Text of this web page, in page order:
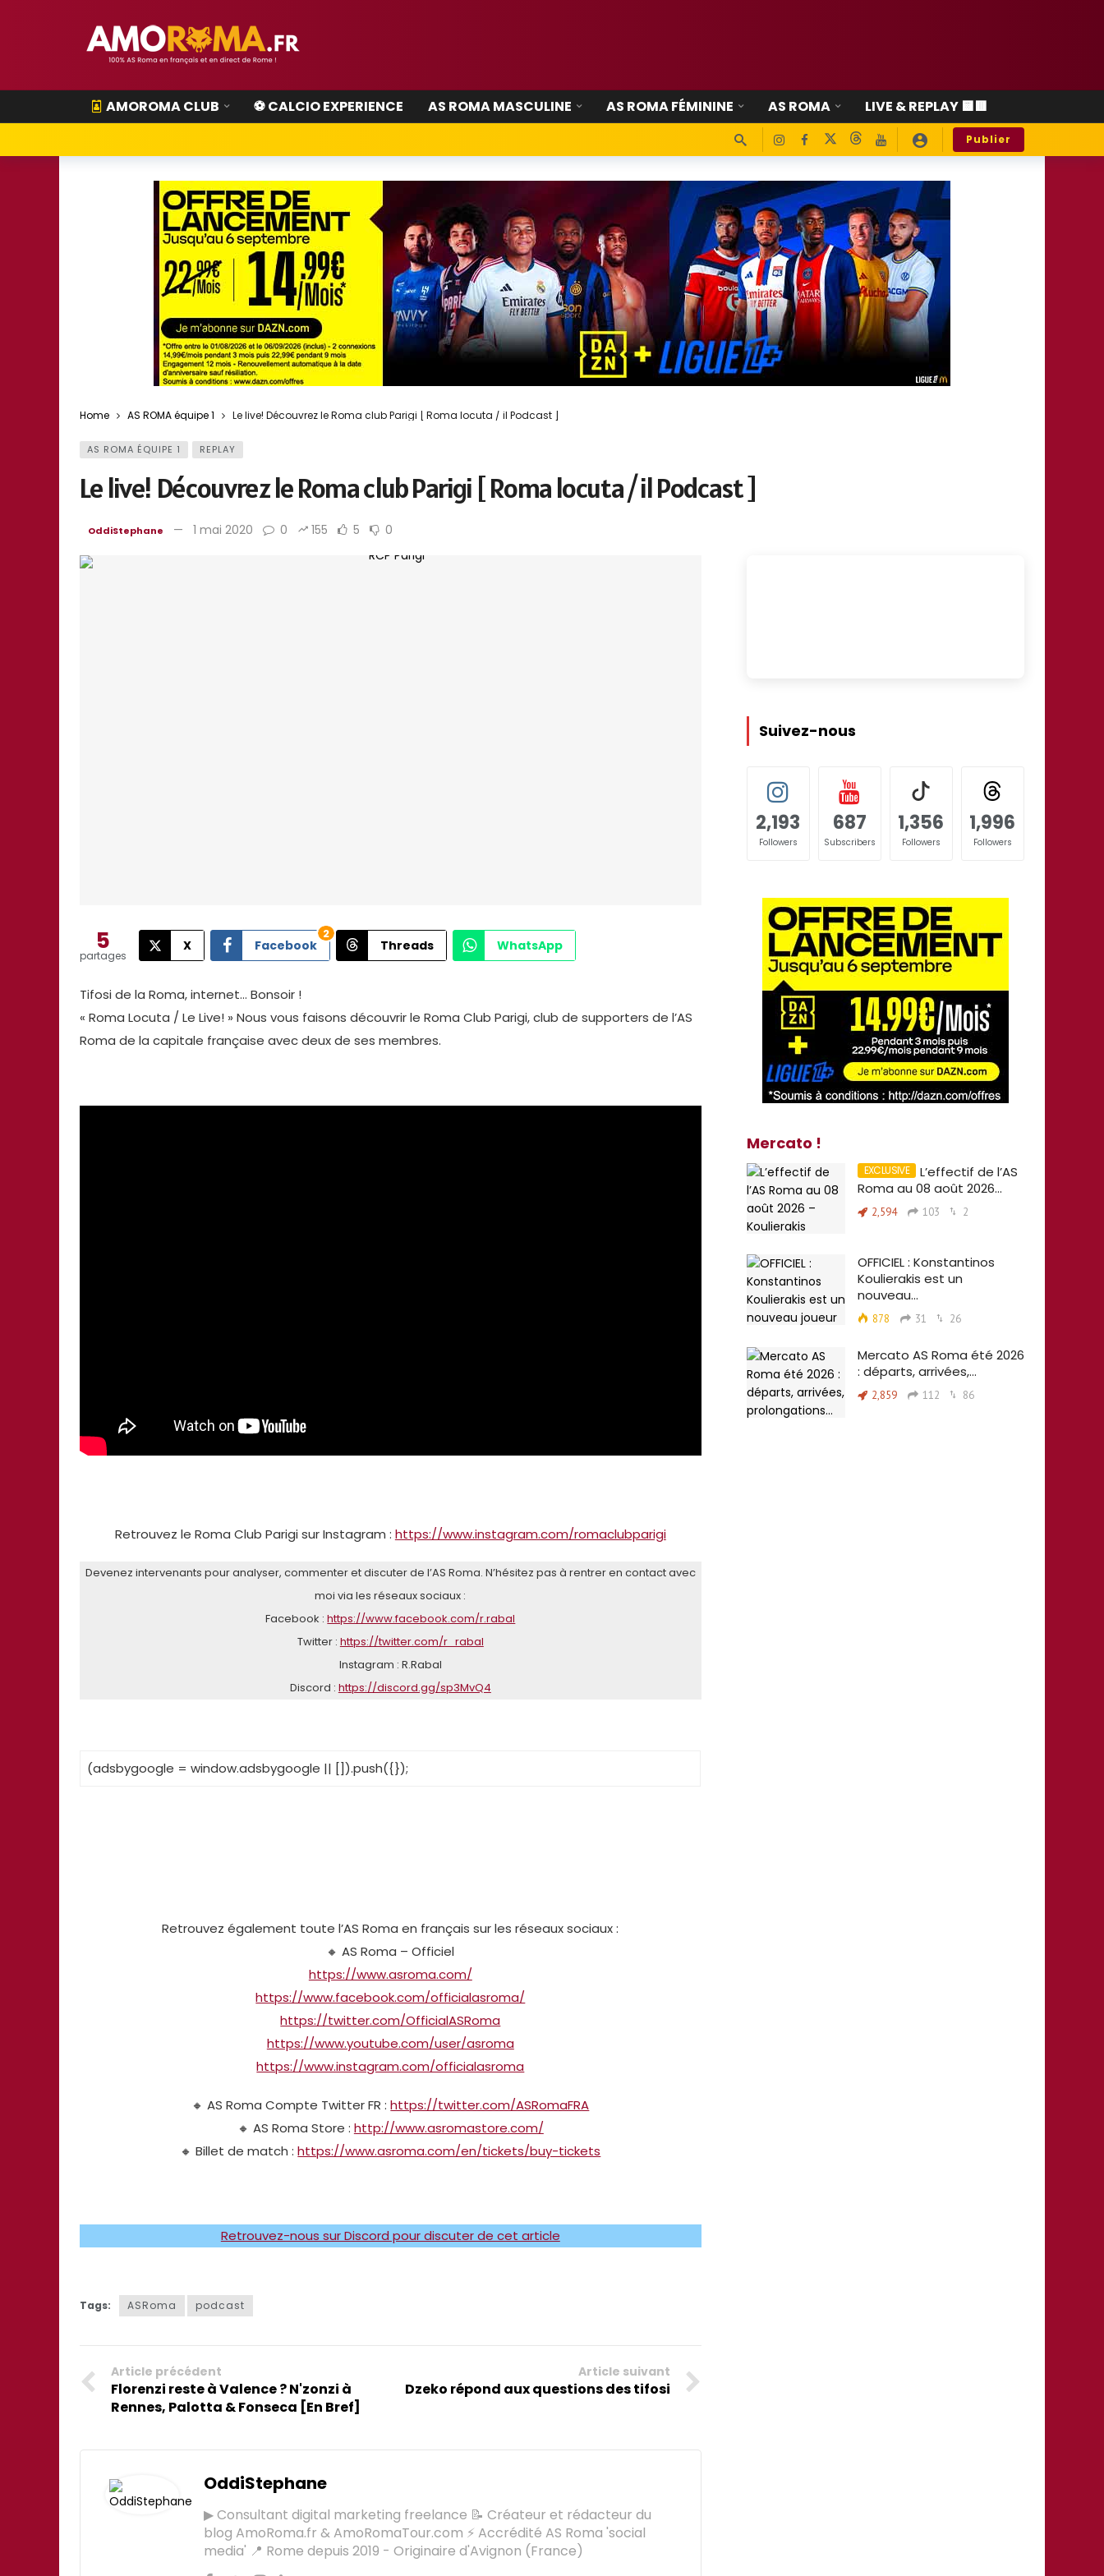
AMOROMA CLUB ⚽ CALCIO EXPERIENCE AS ROMA MASCULINE AS ROMA FÉMININE AS ROMA LIVE & REPLAY 🟨🟥
Publier
Home AS ROMA équipe 1 Le live! Découvrez le Roma club Parigi [ Roma locuta / il Podcast ]
AS ROMA ÉQUIPE 1 REPLAY
Le live! Découvrez le Roma club Parigi [ Roma locuta / il Podcast ]
OddiStephane 1 mai 2020 0 155 5 0
5
partages
X Facebook
2
Threads WhatsApp
Tifosi de la Roma, internet… Bonsoir !
« Roma Locuta / Le Live! » Nous vous faisons découvrir le Roma Club Parigi, club de supporters de l’AS
Roma de la capitale française avec deux de ses membres.
Retrouvez le Roma Club Parigi sur Instagram : https://www.instagram.com/romaclubparigi
Devenez intervenants pour analyser, commenter et discuter de l’AS Roma. N’hésitez pas à rentrer en contact avec
moi via les réseaux sociaux :
Facebook :https://www.facebook.com/r.rabal
Twitter : https://twitter.com/r_rabal
Instagram : R.Rabal
Discord : https://discord.gg/sp3MvQ4
(adsbygoogle = window.adsbygoogle || []).push({});
Retrouvez également toute l’AS Roma en français sur les réseaux sociaux :
🔸 AS Roma – Officiel
https://www.asroma.com/
https://www.facebook.com/officialasroma/
https://twitter.com/OfficialASRoma
https://www.youtube.com/user/asroma
https://www.instagram.com/officialasroma
🔸 AS Roma Compte Twitter FR :https://twitter.com/ASRomaFRA
🔸 AS Roma Store : http://www.asromastore.com/
🔸 Billet de match :https://www.asroma.com/en/tickets/buy-tickets
Retrouvez-nous sur Discord pour discuter de cet article
Tags: ASRoma podcast
Article précédent
Florenzi reste à Valence ? N'zonzi à
Rennes, Palotta & Fonseca [En Bref]
Article suivant
Dzeko répond aux questions des tifosi
OddiStephane
▶ Consultant digital marketing freelance 📝 Créateur et rédacteur du
blog AmoRoma.fr & AmoRomaTour.com ⚡ Accrédité AS Roma 'social
media' 📍 Rome depuis 2019 - Originaire d'Avignon (France)
Suivez-nous
2,193
Followers
687
Subscribers
1,356
Followers
1,996
Followers
Mercato !
L’effectif de l’AS
Roma au 08 août 2026…
2,594 103 2
OFFICIEL : Konstantinos
Koulierakis est un
nouveau…
878 31 26
Mercato AS Roma été 2026
: départs, arrivées,…
2,859 112 86